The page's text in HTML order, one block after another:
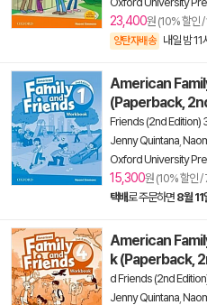
23,400원 (10% 할인 /
양탄자배송 내일 밤 11
American
(Paperback,
Friends (2nd Edition)
Jenny Quintana
Oxford University
15,300원 (10% 할인
택배로 주문하면 8월 11
American
k (Paperback,
d Friends (2nd
Jenny Quintana